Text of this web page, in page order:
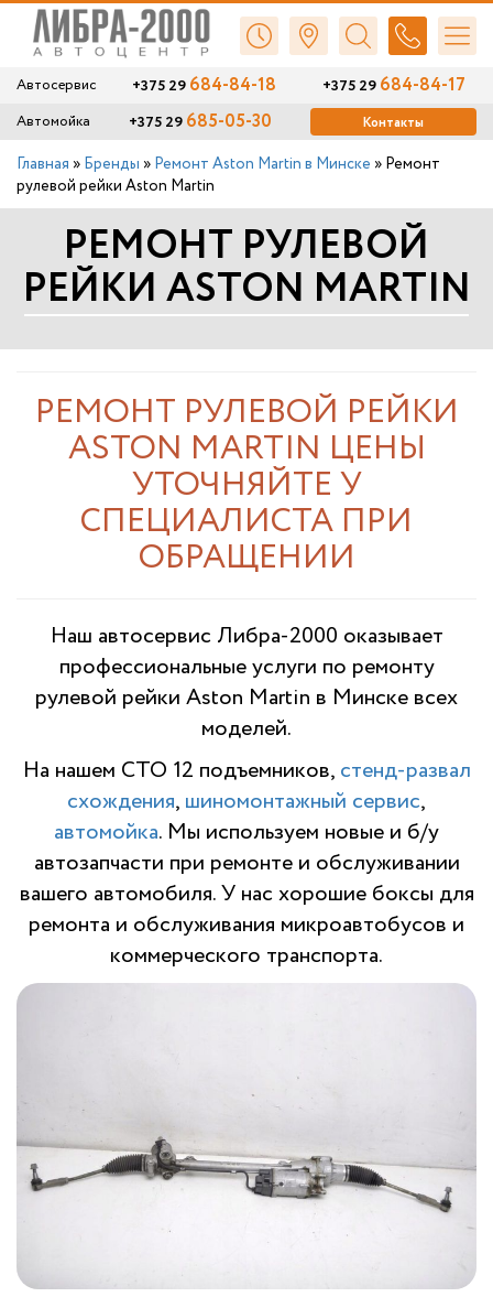
Автосервис +375 29684-84-18 +375 29684-84-17
Автомойка +375 29 685-05-30 Контакты
Главная » Бренды » Ремонт Aston Martin в Минске » Ремонт
рулевой рейки Aston Martin
РЕМОНТ РУЛЕВОЙ
РЕЙКИ ASTON MARTIN
РЕМОНТ РУЛЕВОЙ РЕЙКИ
ASTON MARTIN ЦЕНЫ
УТОЧНЯЙТЕ У
СПЕЦИАЛИСТА ПРИ
ОБРАЩЕНИИ
Наш автосервис Либра-2000 оказывает
профессиональные услуги по ремонту
рулевой рейки Aston Martin в Минске всех
моделей.
На нашем СТО 12 подъемников, стенд-развал
схождения, шиномонтажный сервис,
автомойка. Мы используем новые и б/у
автозапчасти при ремонте и обслуживании
вашего автомобиля. У нас хорошие боксы для
ремонта и обслуживания микроавтобусов и
коммерческого транспорта.